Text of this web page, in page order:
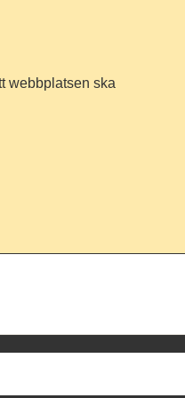
webbplatsen ska